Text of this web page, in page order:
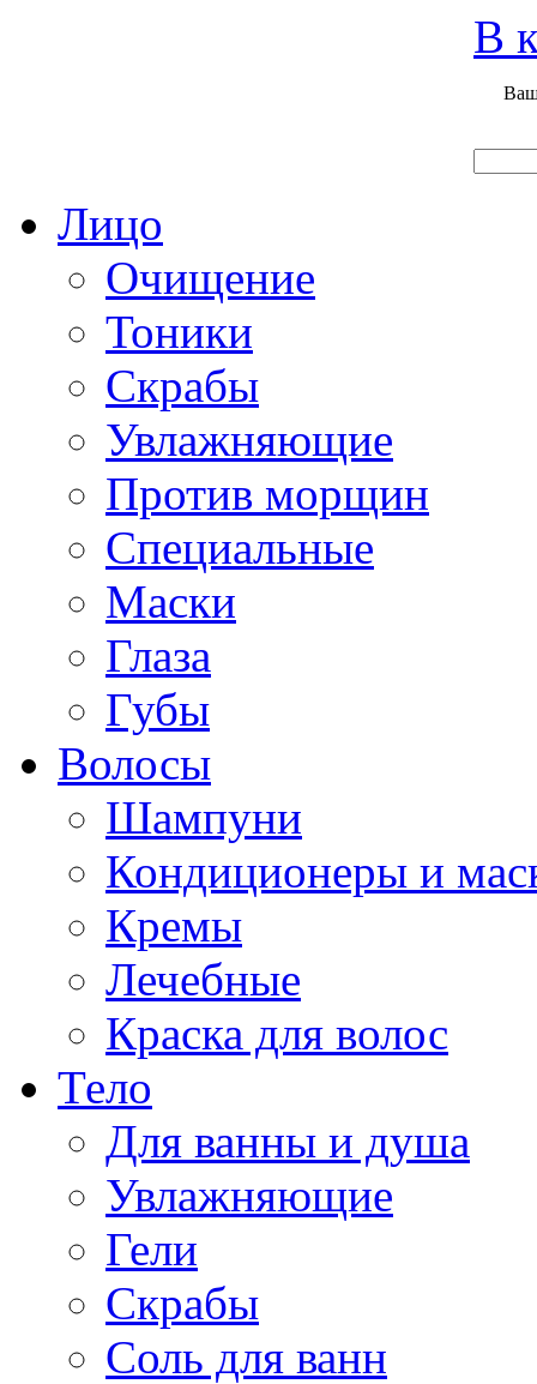
В
Лицо
Очищение
Тоники
Скрабы
Увлажняющие
Против морщин
Специальные
Маски
Глаза
Губы
Волосы
Шампуни
Кондиционеры и
Кремы
Лечебные
Краска для волос
Тело
Для ванны и душа
Увлажняющие
Гели
Скрабы
Соль для ванн